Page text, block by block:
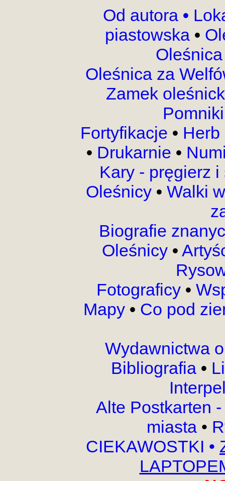
Od autora •
piastowska •
Oleśnica za
Zamek
Fortyfikacje •
• Drukarnie •
Kary - pręgierz
Oleśnicy • Walki
Biografie
Oleśnicy •
Fotograficy •
Mapy • Co pod
Wydawnictwa
Bibliografia •
Alte Postkarten
miasta •
CIEKAWOSTKI •